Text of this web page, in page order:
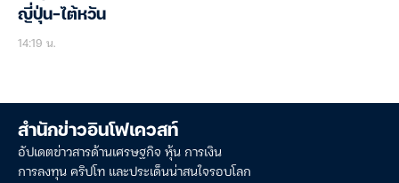
ญี่ปุ่น-ไต้หวัน
14:19 น.
สำนักข่าวอินโฟเควสท์
อัปเดตข่าวสารด้านเศรษฐกิจ หุ้น การเงิน
การลงทุน คริปโท และประเด็นน่าสนใจรอบโลก